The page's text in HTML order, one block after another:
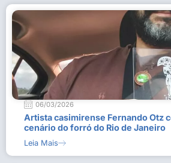
06/03/2026
Artista casimirense Fernando Otz
cenário do forró do Rio de Janeiro
Leia Mais